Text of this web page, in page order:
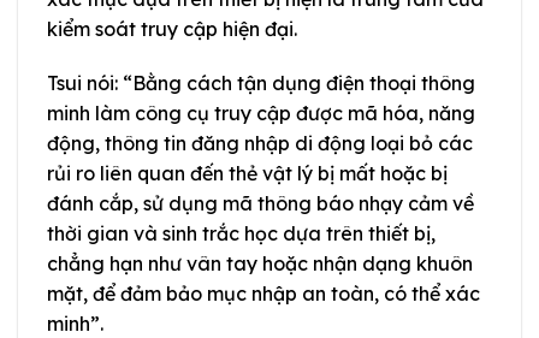
kiểm soát truy cập hiện đại.
Tsui nói: “Bằng cách tận dụng điện thoại thông
minh làm công cụ truy cập được mã hóa, năng
động, thông tin đăng nhập di động loại bỏ các
rủi ro liên quan đến thẻ vật lý bị mất hoặc bị
đánh cắp, sử dụng mã thông báo nhạy cảm về
thời gian và sinh trắc học dựa trên thiết bị,
chẳng hạn như vân tay hoặc nhận dạng khuôn
mặt, để đảm bảo mục nhập an toàn, có thể xác
minh”.